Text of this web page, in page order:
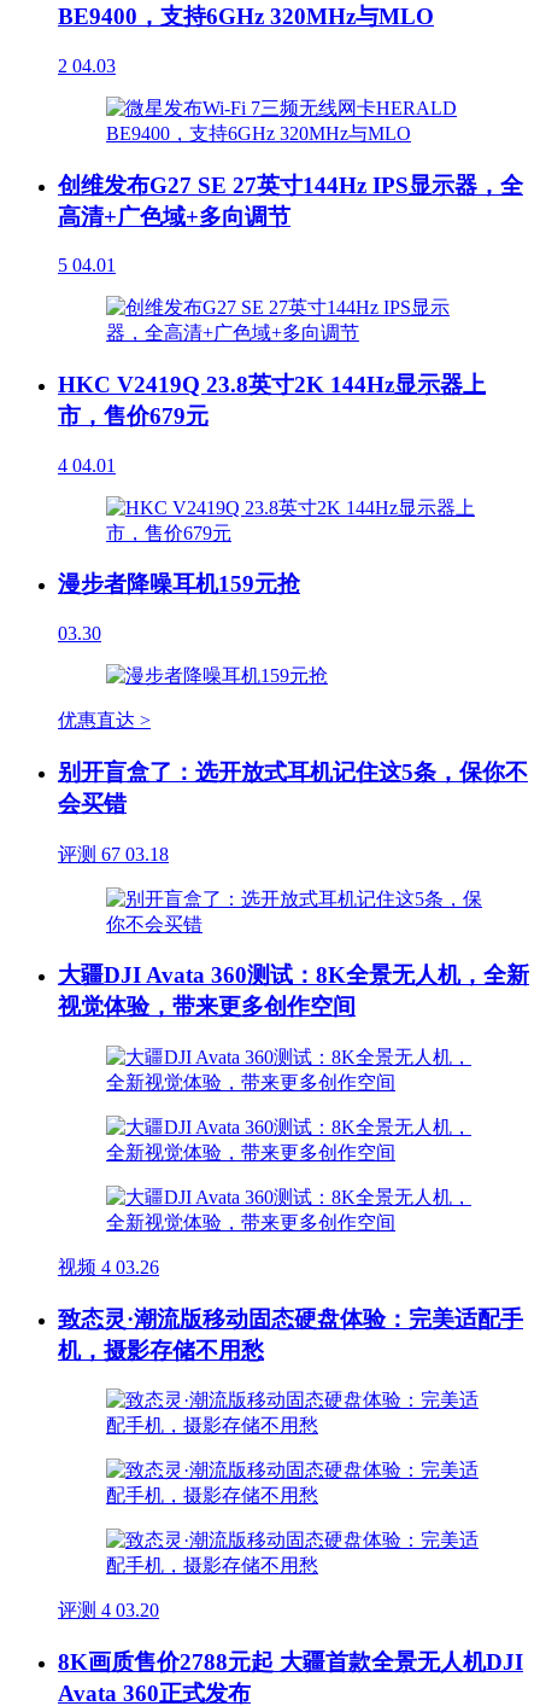
BE9400，支持6GHz 320MHz与MLO
2 04.03
创维发布G27 SE 27英寸144Hz IPS显示器，全
高清+广色域+多向调节
5 04.01
HKC V2419Q 23.8英寸2K 144Hz显示器上
市，售价679元
4 04.01
漫步者降噪耳机159元抢
03.30
优惠直达 >
别开盲盒了：选开放式耳机记住这5条，保你不
会买错
评测 67 03.18
大疆DJI Avata 360测试：8K全景无人机，全新
视觉体验，带来更多创作空间
视频 4 03.26
致态灵·潮流版移动固态硬盘体验：完美适配手
机，摄影存储不用愁
评测 4 03.20
8K画质售价2788元起 大疆首款全景无人机DJI
Avata 360正式发布